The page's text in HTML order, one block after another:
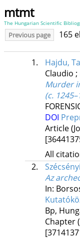
mtmt
The Hungarian Scientific
Previous page 165
1. Hajdu,
Claudio ;
Murder
(c.
DOI
Article
All
2.
Az
In:
Bp,
Chapter